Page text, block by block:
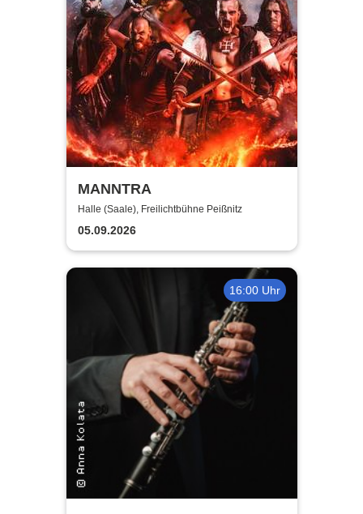
MANNTRA
Halle (Saale), Freilichtbühne Peißnitz
05.09.2026
16:00 Uhr